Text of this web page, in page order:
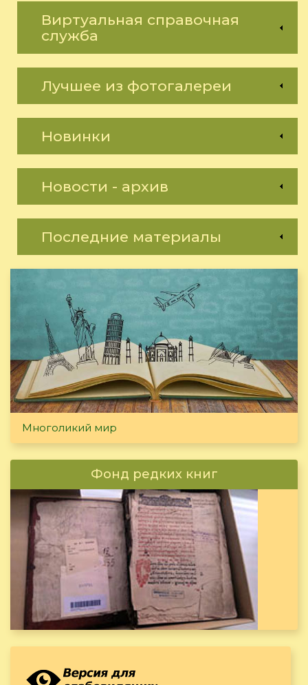
Виртуальная справочная
служба
Лучшее из фотогалереи
Новинки
Новости - архив
Последние материалы
Многоликий мир
Фонд редких книг